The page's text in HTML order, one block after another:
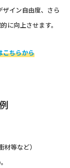
イン自由度、さら
に向上させます。
こちらから
等など）